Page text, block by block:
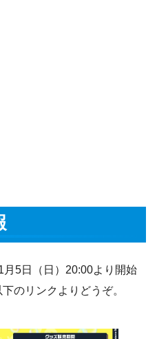
5日（日）20:00より開始
のリンクよりどうぞ。